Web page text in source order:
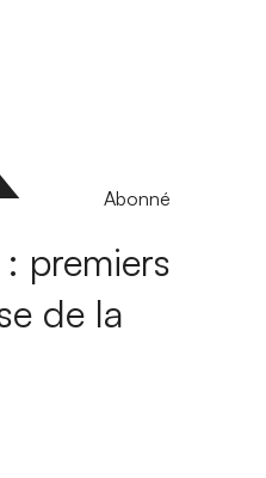
Abonné
premiers
de la